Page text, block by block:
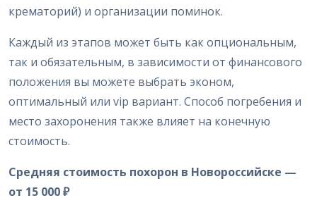
крематорий) и организации поминок.
Каждый из этапов может быть как опциональным,
так и обязательным, в зависимости от финансового
положения вы можете выбрать эконом,
оптимальный или vip вариант. Способ погребения и
место захоронения также влияет на конечную
стоимость.
Средняя стоимость похорон в Новороссийске —
от 15 000 ₽